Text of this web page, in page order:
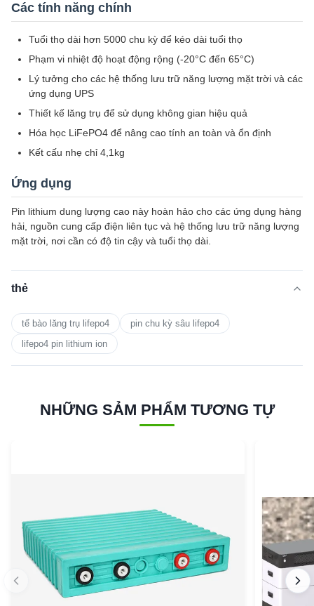
Các tính năng chính
Tuổi thọ dài hơn 5000 chu kỳ để kéo dài tuổi thọ
Phạm vi nhiệt độ hoạt động rộng (-20°C đến 65°C)
Lý tưởng cho các hệ thống lưu trữ năng lượng mặt trời và các
ứng dụng UPS
Thiết kế lăng trụ để sử dụng không gian hiệu quả
Hóa học LiFePO4 để nâng cao tính an toàn và ổn định
Kết cấu nhẹ chỉ 4,1kg
Ứng dụng
Pin lithium dung lượng cao này hoàn hảo cho các ứng dụng hàng
hải, nguồn cung cấp điện liên tục và hệ thống lưu trữ năng lượng
mặt trời, nơi cần có độ tin cậy và tuổi thọ dài.
thẻ
tế bào lăng trụ lifepo4
pin chu kỳ sâu lifepo4
lifepo4 pin lithium ion
NHỮNG SẢM PHẨM TƯƠNG TỰ